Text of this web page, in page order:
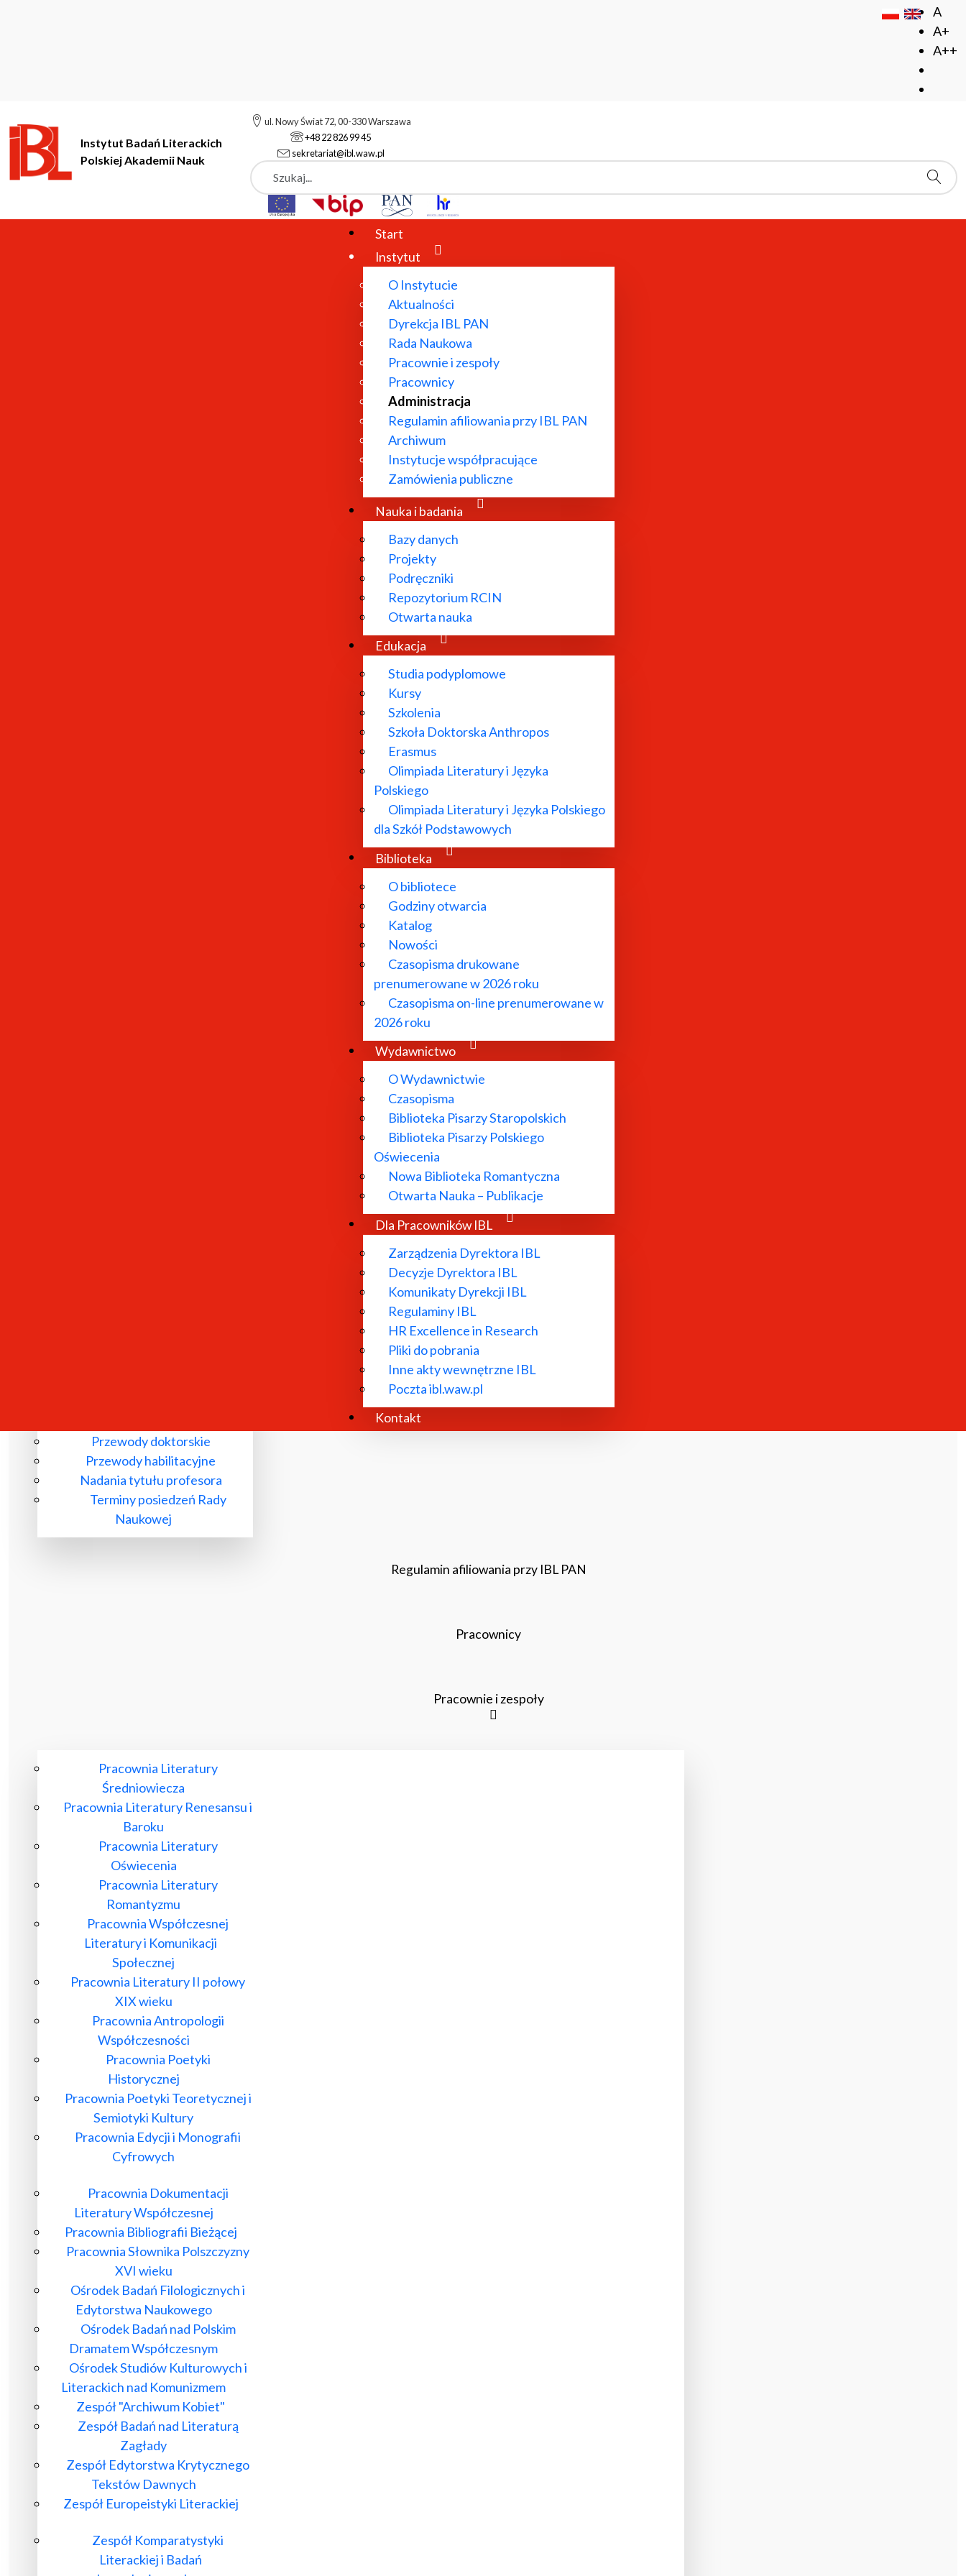
A
A+
A++
Instytut Badań Literackich
Polskiej Akademii Nauk
ul. Nowy Świat 72, 00-330 Warszawa
+48 22 826 99 45
sekretariat@ibl.waw.pl
Szukaj
Start
Instytut
O Instytucie
Aktualności
Dyrekcja IBL PAN
Rada Naukowa
Pracownie i zespoły
Pracownicy
Administracja
Regulamin afiliowania przy IBL PAN
Archiwum
Instytucje współpracujące
Zamówienia publiczne
Nauka i badania
Bazy danych
Projekty
Podręczniki
Repozytorium RCIN
Otwarta nauka
Edukacja
Studia podyplomowe
Kursy
Szkolenia
Szkoła Doktorska Anthropos
Erasmus
Olimpiada Literatury i Języka
Polskiego
Olimpiada Literatury i Języka Polskiego
dla Szkół Podstawowych
Biblioteka
O bibliotece
Godziny otwarcia
Katalog
Nowości
Czasopisma drukowane
prenumerowane w 2026 roku
Czasopisma on-line prenumerowane w
2026 roku
Wydawnictwo
O Wydawnictwie
Czasopisma
Biblioteka Pisarzy Staropolskich
Biblioteka Pisarzy Polskiego
Oświecenia
Nowa Biblioteka Romantyczna
Otwarta Nauka – Publikacje
Dla Pracowników IBL
Zarządzenia Dyrektora IBL
Decyzje Dyrektora IBL
Komunikaty Dyrekcji IBL
Regulaminy IBL
HR Excellence in Research
Pliki do pobrania
Inne akty wewnętrzne IBL
Poczta ibl.waw.pl
Kontakt
O Instytucie
Aktualności
Dyrekcja IBL PAN
Rada Naukowa
Przewody doktorskie
Przewody habilitacyjne
Nadania tytułu profesora
Terminy posiedzeń Rady
Naukowej
Regulamin afiliowania przy IBL PAN
Pracownicy
Pracownie i zespoły
Pracownia Literatury
Średniowiecza
Pracownia Literatury Renesansu i
Baroku
Pracownia Literatury
Oświecenia
Pracownia Literatury
Romantyzmu
Pracownia Współczesnej
Literatury i Komunikacji
Społecznej
Pracownia Literatury II połowy
XIX wieku
Pracownia Antropologii
Współczesności
Pracownia Poetyki
Historycznej
Pracownia Poetyki Teoretycznej i
Semiotyki Kultury
Pracownia Edycji i Monografii
Cyfrowych
Pracownia Dokumentacji
Literatury Współczesnej
Pracownia Bibliografii Bieżącej
Pracownia Słownika Polszczyzny
XVI wieku
Ośrodek Badań Filologicznych i
Edytorstwa Naukowego
Ośrodek Badań nad Polskim
Dramatem Współczesnym
Ośrodek Studiów Kulturowych i
Literackich nad Komunizmem
Zespół "Archiwum Kobiet"
Zespół Badań nad Literaturą
Zagłady
Zespół Edytorstwa Krytycznego
Tekstów Dawnych
Zespół Europeistyki Literackiej
Zespół Komparatystyki
Literackiej i Badań
Instytut Badań Literackich Polskiej Akademii Nauk Instytut
Dział Finansowo-Księgowy